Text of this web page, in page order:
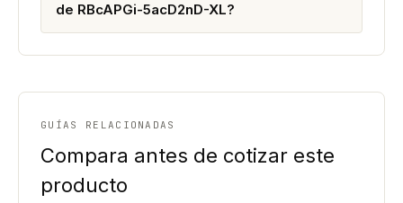
de RBcAPGi-5acD2nD-XL?
GUÍAS RELACIONADAS
Compara antes de cotizar este
producto